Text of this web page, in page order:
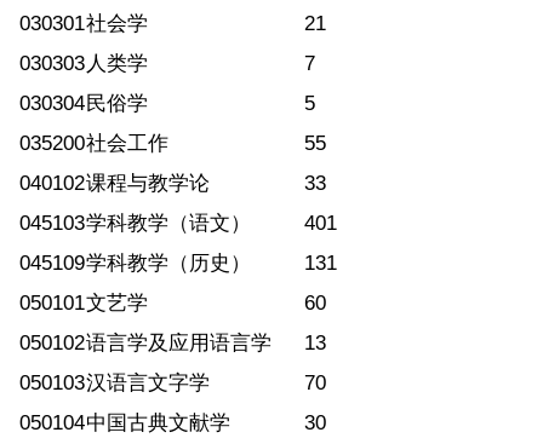
030301社会学
21
030303 人类学
7
030304民俗学
5
035200社会工作
55
040102课程与教学论
33
045103学科教学（语文）
401
045109学科教学（历史）
131
050101文艺学
60
050102语言学及应用语言学
13
050103汉语言文字学
70
050104中国古典文献学
30